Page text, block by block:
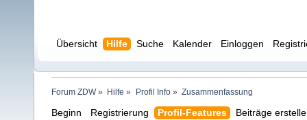
Übersicht Hilfe Suche Kalender Einloggen
Forum ZDW» Hilfe » Profil Info» Zusammenfassung
Beginn Registrierung Profil-Features Beiträge